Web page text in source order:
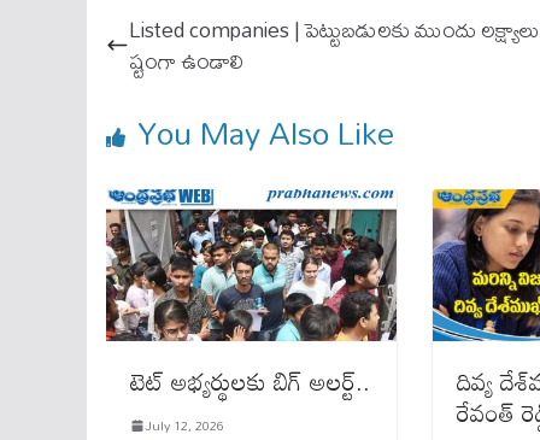
ok A
pp
Listed companies | పెట్టుబడులకు ముందు
ష్టంగా ఉండాలి
You May Also Like
టెట్ అభ్యర్థులకు బిగ్ అలర్ట్..
July 12, 2026
దివ్య
రేవంత్